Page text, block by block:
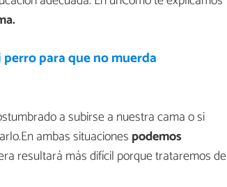
para que no muerda
a subirse a nuestra cama o si
ambas situacionespodemos
resultará más difícil porque trataremos de